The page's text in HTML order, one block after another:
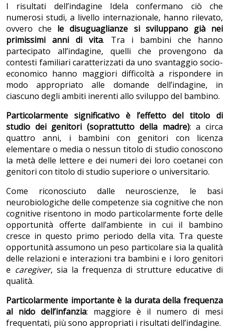
I risultati dell’indagine Idela confermano ciò che
numerosi studi, a livello internazionale, hanno rilevato,
ovvero che le disuguaglianze si sviluppano già nei
primissimi anni di vita. Tra i bambini che hanno
partecipato all’indagine, quelli che provengono da
contesti familiari caratterizzati da uno svantaggio socio-
economico hanno maggiori difficoltà a rispondere in
modo appropriato alle domande dell’indagine, in
ciascuno degli ambiti inerenti allo sviluppo del bambino.
Particolarmente significativo è l’effetto del titolo di
studio dei genitori (soprattutto della madre): a circa
quattro anni, i bambini con genitori con licenza
elementare o media o nessun titolo di studio conoscono
la metà delle lettere e dei numeri dei loro coetanei con
genitori con titolo di studio superiore o universitario.
Come riconosciuto dalle neuroscienze, le basi
neurobiologiche delle competenze sia cognitive che non
cognitive risentono in modo particolarmente forte delle
opportunità offerte dall’ambiente in cui il bambino
cresce in questo primo periodo della vita. Tra queste
opportunità assumono un peso particolare sia la qualità
delle relazioni e interazioni tra bambini e i loro genitori
e caregiver, sia la frequenza di strutture educative di
qualità.
Particolarmente importante è la durata della frequenza
al nido dell’infanzia: maggiore è il numero di mesi
frequentati, più sono appropriati i risultati dell’indagine.